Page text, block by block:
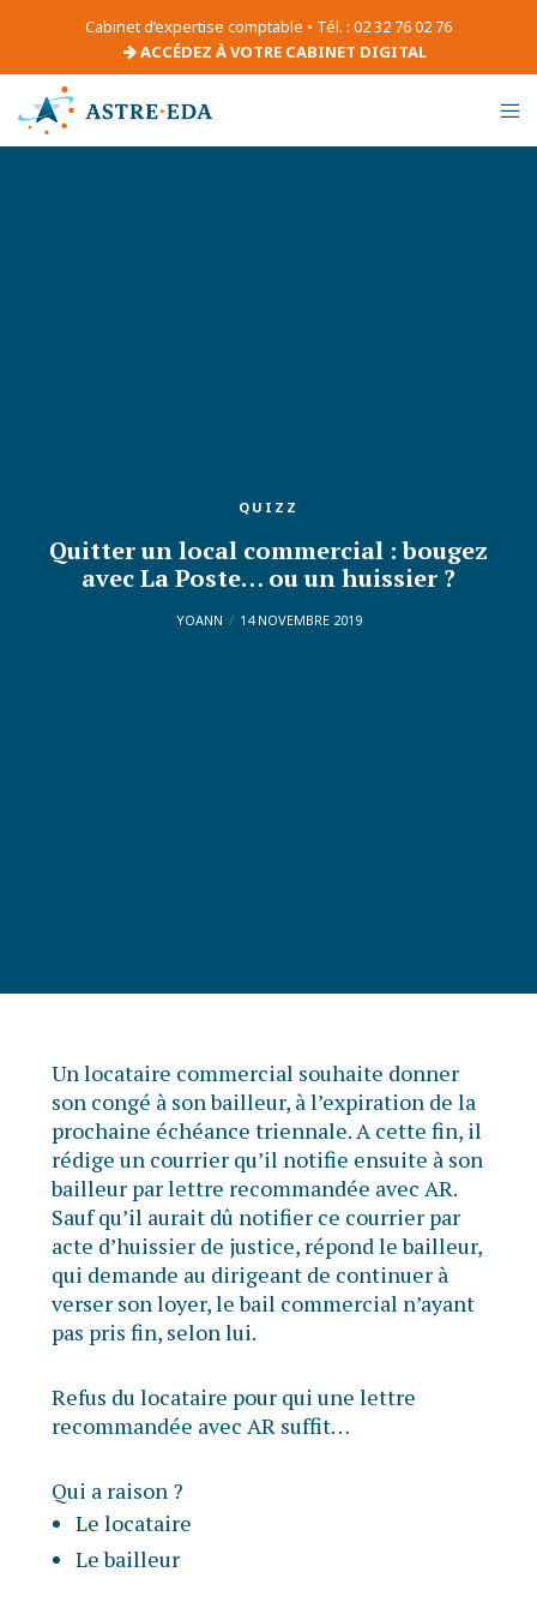
Cabinet d’expertise comptable • Tél. : 02 32 76 02 76
ACCÉDEZ À VOTRE CABINET DIGITAL
QUIZZ
Quitter un local commercial : bougez
avec La Poste… ou un huissier ?
YOANN 14 NOVEMBRE 2019
Un locataire commercial souhaite donner
son congé à son bailleur, à l’expiration de la
prochaine échéance triennale. A cette fin, il
rédige un courrier qu’il notifie ensuite à son
bailleur par lettre recommandée avec AR.
Sauf qu’il aurait dû notifier ce courrier par
acte d’huissier de justice, répond le bailleur,
qui demande au dirigeant de continuer à
verser son loyer, le bail commercial n’ayant
pas pris fin, selon lui.
Refus du locataire pour qui une lettre
recommandée avec AR suffit…
Qui a raison ?
Le locataire
Le bailleur